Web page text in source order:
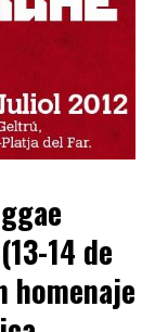
14 de
homenaje